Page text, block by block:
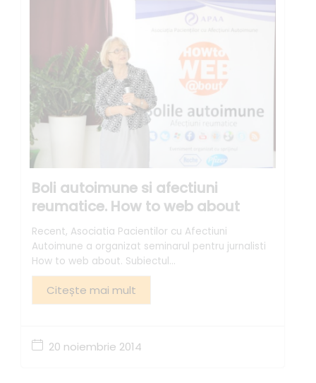
Boli autoimune si afectiuni
reumatice. How to web about
20 noiembrie 2014
Recent, Asociatia Pacientilor cu Afectiuni
Autoimune a organizat seminarul pentru jurnalisti
How to web about. Subiectul...
Citește mai mult